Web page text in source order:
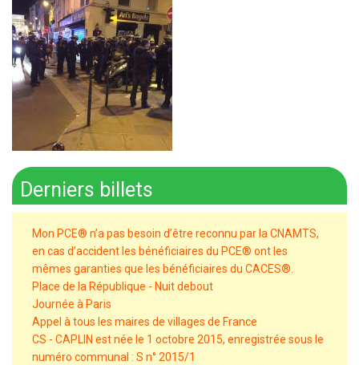
Derniers billets
Mon PCE® n’a pas besoin d’être reconnu par la CNAMTS,
en cas d’accident les bénéficiaires du PCE® ont les
mêmes garanties que les bénéficiaires du CACES®.
Place de la République - Nuit debout
Journée à Paris
Appel à tous les maires de villages de France
CS - CAPLIN est née le 1 octobre 2015, enregistrée sous le
numéro communal : S n° 2015/1